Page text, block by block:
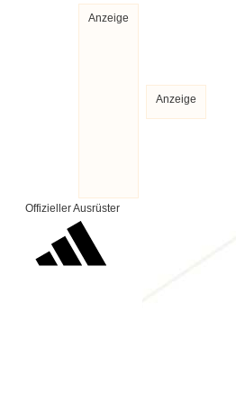
Anzeige
Offizieller Ausrüster
Anzeige